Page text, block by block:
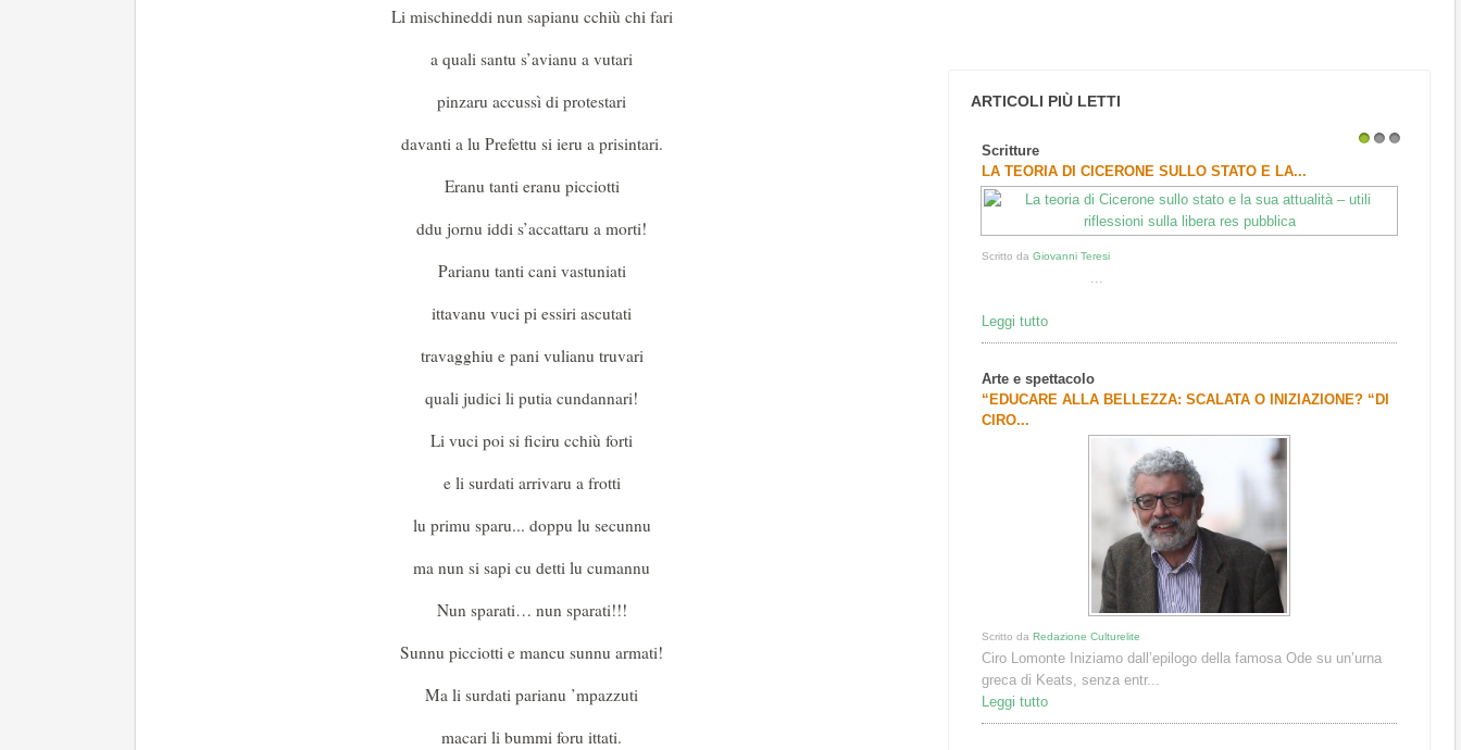
Li mischineddi nun sapianu cchiù chi fari
a quali santu s’avianu a vutari
pinzaru accussì di protestari
davanti a lu Prefettu si ieru a prisintari.
Eranu tanti eranu picciotti
ddu jornu iddi s’accattaru a morti!
Parianu tanti cani vastuniati
ittavanu vuci pi essiri ascutati
travagghiu e pani vulianu truvari
quali judici li putia cundannari!
Li vuci poi si ficiru cchiù forti
e li surdati arrivaru a frotti
lu primu sparu... doppu lu secunnu
ma nun si sapi cu detti lu cumannu
Nun sparati… nun sparati!!!
Sunnu picciotti e mancu sunnu armati!
Ma li surdati parianu ’mpazzuti
macari li bummi foru ittati.
ARTICOLI PIÙ LETTI
Scritture
LA TEORIA DI CICERONE SULLO STATO E LA...
Scritto daGiovanni Teresi
...
Leggi tutto
Arte e spettacolo
“EDUCARE ALLA BELLEZZA: SCALATA O INIZIAZIONE? “DI
CIRO...
Scritto daRedazione Culturelite
Ciro Lomonte Iniziamo dall’epilogo della famosa Ode su un’urna
greca di Keats, senza entr...
Leggi tutto